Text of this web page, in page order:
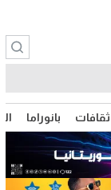
ثقافات بانوراما